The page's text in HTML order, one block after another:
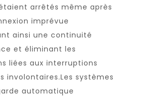
arrêtés même après
imprévue
ainsi une continuité
et éliminant les
liées aux interruptions
involontaires.Les systèmes
automatique